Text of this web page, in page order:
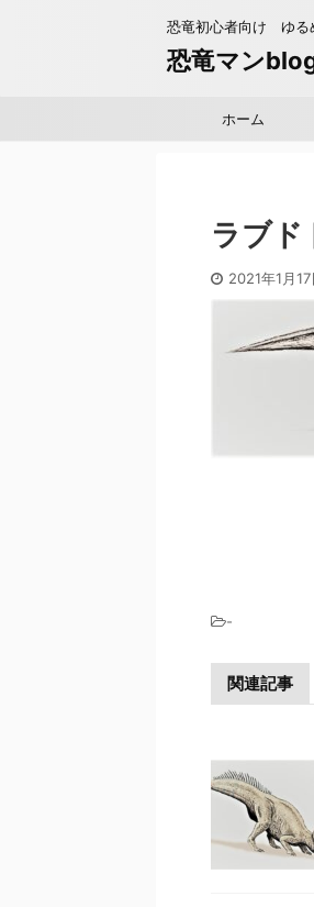
恐竜初心者向け ゆる
恐竜マン
ホーム
ラブド
2021年1月17
-
関連記事